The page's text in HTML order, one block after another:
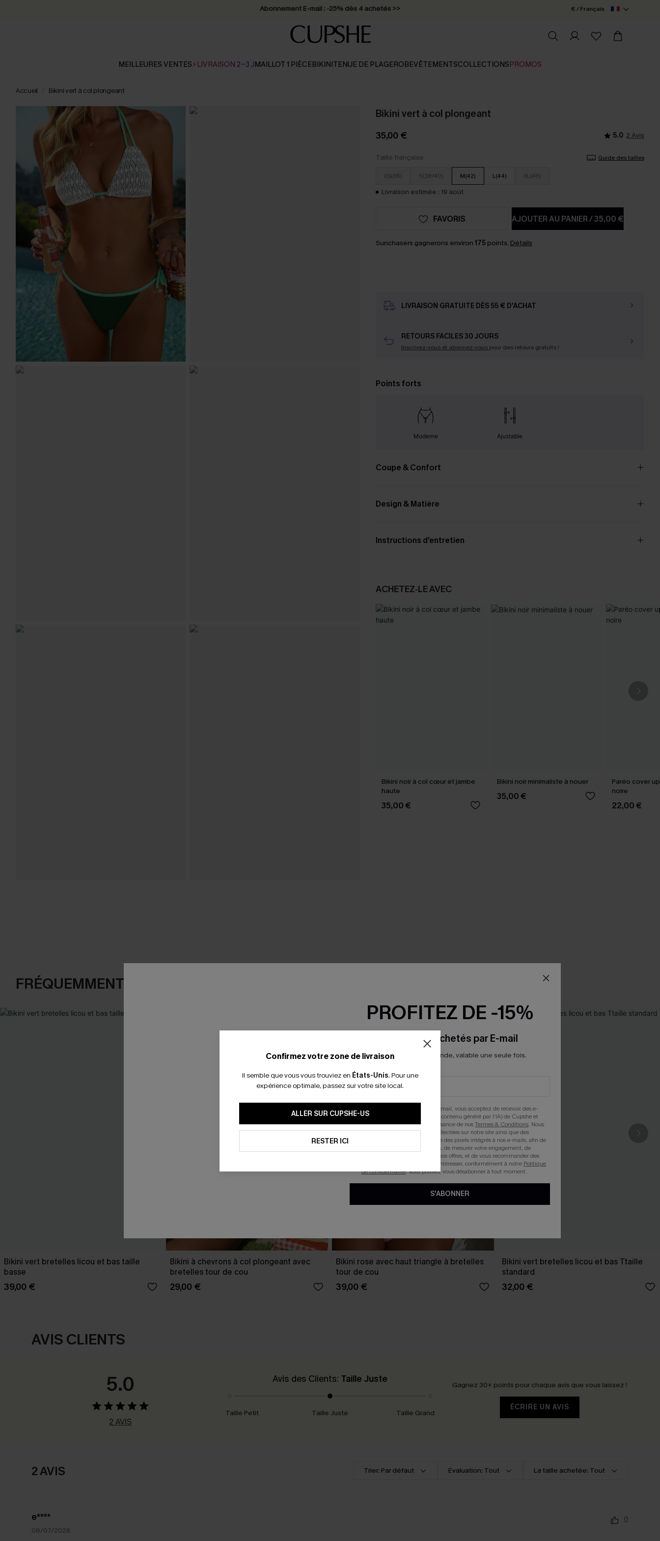
Abonnement E-mail : -25% dès 4 achetés >> € / Français
MEILLEURES VENTES⚡LIVRAISON 2-3 JMAILLOT 1 PIÈCEBIKINITENUE DE PLAGEROBEVÊTEMENTSCOLLECTIONSPROMOS
Accueil Bikini vert à col plongeant
Bikini vert à col plongeant
35,00 € 5.0 2 Avis
Taille française Guide des tailles
XS(36) S(38/40) M(42) L(44) XL(46)
Livraison estimée : 19 août
AJOUTER AU PANIER/35,00 €
FAVORIS
Sunchasers gagnerons environ 175points. Détails
LIVRAISON GRATUITE DÈS 55 € D'ACHAT
RETOURS FACILES 30 JOURS
Inscrivez-vous et abonnez-vous pour des retours gratuits !
Points forts
Moderne Ajustable
Coupe & Confort
Design & Matière
Instructions d’entretien
ACHETEZ‑LE AVEC
Bikini noir à col cœur et jambe
haute
35,00 €
Bikini noir minimaliste à nouer
35,00 €
Paréo cover
noire
22,00 €
FRÉQUEMMENT ACHETÉS ENSEMBLE
Bikini vert bretelles licou et bas taille
basse
39,00 €
Bikini à chevrons à col plongeant avec
bretelles tour de cou
29,00 €
Bikini rose avec haut triangle à bretelles
tour de cou
39,00 €
Bikini vert bretelles licou et bas Ttaille
standard
32,00 €
AVIS CLIENTS
5.0
2 AVIS
Avis des Clients: Taille Juste
Taille Petit Taille Juste Taille Grand
Gagnez 30+ points pour chaque avis que vous laissez !
ÉCRIRE UN AVIS
2 AVIS Trier: Par défaut Évaluation: Tout La taille achetée: Tout
e****
08/07/2026
0
Confirmez votre zone de livraison
Il semble que vous vous trouviez en États-Unis. Pour une
expérience optimale, passez sur votre site local.
ALLER SUR CUPSHE-US
RESTER ICI
PROFITEZ DE -15%
-15% dès 2 Achetés par E-mail
*Un code par commande, valable une seule fois.
En soumettant votre adresse e-mail, vous acceptez de recevoir des e-
mails marketing (y compris du contenu généré par l'IA) de Cupshe et
reconnaissez avoir pris connaissance de nosTermes & Conditions. Nous
pouvons utiliser les données collectées sur notre site ainsi que des
technologies de suivi, telles que des pixels intégrés à nos e-mails, afin de
savoir si ceux-ci ont été ouverts, de mesurer votre engagement, de
personnaliser nos contenus et nos offres, et de vous recommander des
produits susceptibles de vous intéresser, conformément à notre Politique
de confidentialité. Vous pouvez vous désabonner à tout moment.
S'ABONNER